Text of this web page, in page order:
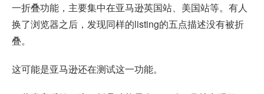
一折叠功能，主要集中在亚马逊英国站、美国站等。有人
换了浏览器之后，发现同样的listing的五点描述没有被折
叠。
这可能是亚马逊还在测试这一功能。